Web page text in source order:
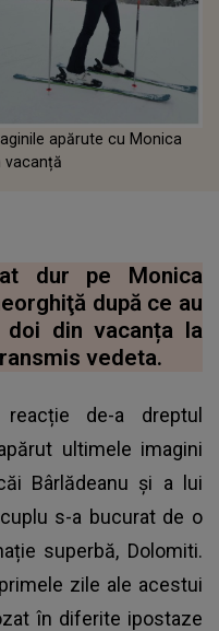
apărute cu Monica
vacanță
dur pe Monica
după ce au
din vacanța la
vedeta.
de-a dreptul
ultimele imagini
Bârlădeanu și a lui
s-a bucurat de o
superbă, Dolomiti.
zile ale acestui
în diferite ipostaze